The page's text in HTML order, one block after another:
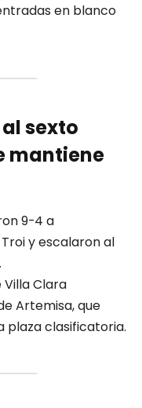
en blanco
sexto
mantiene
9-4 a
y escalaron al
Villa Clara
Artemisa, que
plaza clasificatoria.